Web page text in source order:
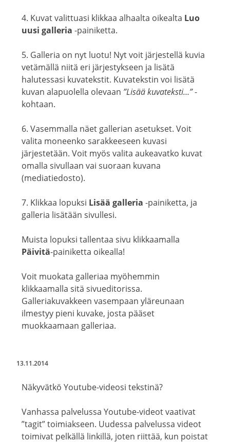
4. Kuvat valittuasi klikkaa alhaalta oikealta Luo
uusi galleria -painiketta.
5. Galleria on nyt luotu! Nyt voit järjestellä kuvia
vetämällä niitä eri järjestykseen ja lisätä
halutessasi kuvatekstit. Kuvatekstin voi lisätä
kuvan alapuolella olevaan ”Lisää kuvateksti…”-
kohtaan.
6. Vasemmalla näet gallerian asetukset. Voit
valita moneenko sarakkeeseen kuvasi
järjestetään. Voit myös valita aukeavatko kuvat
omalla sivullaan vai suoraan kuvana
(mediatiedosto).
7. Klikkaa lopuksi Lisää galleria -painiketta, ja
galleria lisätään sivullesi.
Muista lopuksi tallentaa sivu klikkaamalla
Päivitä-painiketta oikealla!
Voit muokata galleriaa myöhemmin
klikkaamalla sitä sivueditorissa.
Galleriakuvakkeen vasempaan yläreunaan
ilmestyy pieni kuvake, josta pääset
muokkaamaan galleriaa.
13.11.2014
Näkyvätkö Youtube-videosi tekstinä?
Vanhassa palvelussa Youtube-videot vaativat
”tagit” toimiakseen. Uudessa palvelussa videot
toimivat pelkällä linkillä, joten riittää, kun poistat